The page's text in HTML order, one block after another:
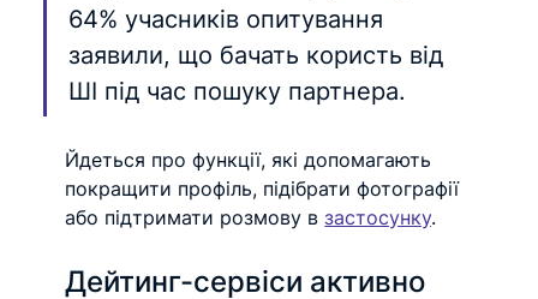
64% учасників опитування
заявили, що бачать користь від
ШІ під час пошуку партнера.
Йдеться про функції, які допомагають
покращити профіль, підібрати фотографії
або підтримати розмову в застосунку.
Дейтинг-сервіси активно